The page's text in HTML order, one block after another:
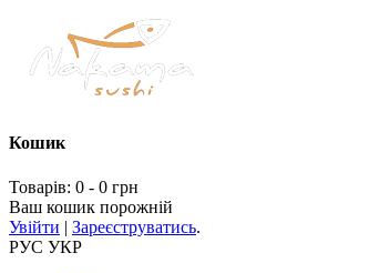
Кошик
Товарів: 0 - 0 грн
Ваш кошик порожній
Увійти | Зареєструватись.
РУС УКР